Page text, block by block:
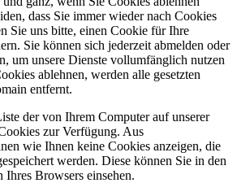
dass Sie immer wieder nach Cookies
Sie uns bitte, einen Cookie für Ihre
Sie können sich jederzeit abmelden oder
um unsere Dienste vollumfänglich nutzen
ablehnen, werden alle gesetzten
entfernt.
der von Ihrem Computer auf unserer
zur Verfügung. Aus
wie Ihnen keine Cookies anzeigen, die
werden. Diese können Sie in den
Ihres Browsers einsehen.